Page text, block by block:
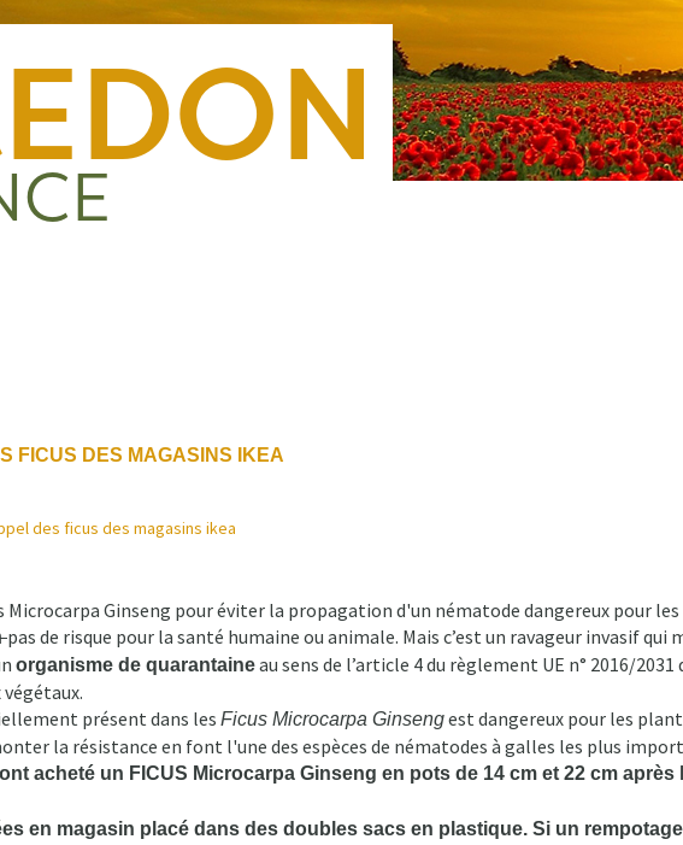
FICUS DES MAGASINS IKEA
des ficus des magasins ikea
Microcarpa Ginseng pour éviter la propagation d'un nématode dangereux pour
pas de risque pour la santé humaine ou animale. Mais c’est un ravageur invasif
organisme de quarantaineau sens de l’article 4 du règlement UE n° 2016/
présent dans les Ficus Microcarpa Ginsengest dangereux pour les
la résistance en font l'une des espèces de nématodes à galles les plus
acheté un FICUS Microcarpa Ginseng en pots de 14 cm et 22 cm après
en magasin placé dans des doubles sacs en plastique. Si un